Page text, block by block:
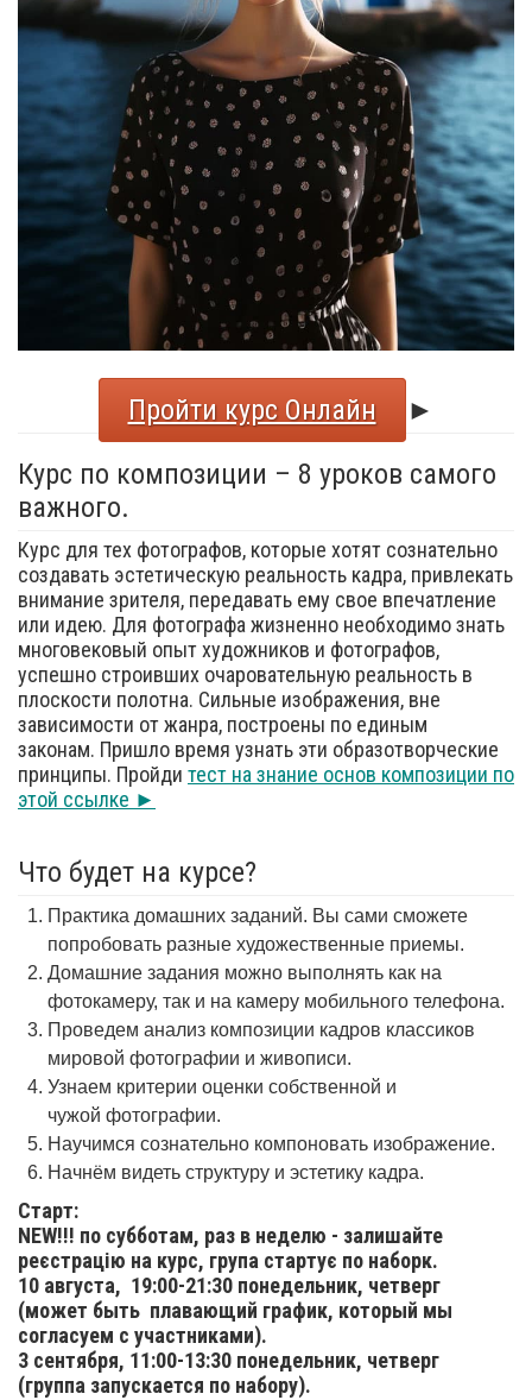
Пройти курс Онлайн
►
Курс по композиции – 8 уроков самого
важного.
Курс для тех фотографов, которые хотят сознательно
создавать эстетическую реальность кадра, привлекать
внимание зрителя, передавать ему свое впечатление
или идею. Для фотографа жизненно необходимо знать
многовековый опыт художников и фотографов,
успешно строивших очаровательную реальность в
плоскости полотна. Сильные изображения, вне
зависимости от жанра, построены по единым
законам. Пришло время узнать эти образотворческие
принципы. Пройди тест на знание основ композиции по
этой ссылке ►
Что будет на курсе?
Практика домашних заданий. Вы сами сможете
попробовать разные художественные приемы.
Домашние задания можно выполнять как на
фотокамеру, так и на камеру мобильного телефона.
Проведем анализ композиции кадров классиков
мировой фотографии и живописи.
Узнаем критерии оценки собственной и
чужой фотографии.
Научимся сознательно компоновать изображение.
Начнём видеть структуру и эстетику кадра.
Старт:
NEW!!! по субботам, раз в неделю - залишайте
реєстрацію на курс, група стартує по наборк.
10 августа, 19:00-21:30 понедельник, четверг
(может быть плавающий график, который мы
согласуем с участниками).
3 сентября, 11:00-13:30 понедельник, четверг
(группа запускается по набору).